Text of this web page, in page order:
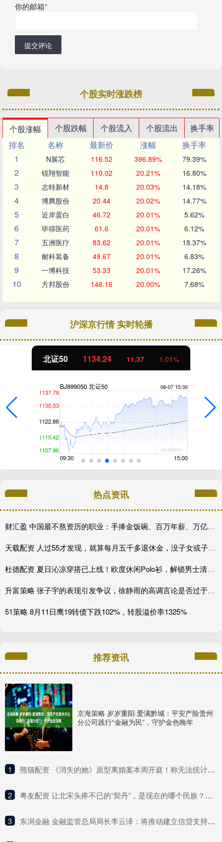
你的邮箱*
提交评论
个股实时涨跌榜
个股涨幅 个股跌幅 个股流入 个股流出
换手率
排名
名称 最新价 涨幅
换手率
1
N展芯 116.52 396.89% 79.39%
2 锐翔智能 110.02 20.21% 16.80%
3 志特新材 14.8 20.03% 14.18%
4 博腾股份 20.44 20.02% 14.77%
5 近岸蛋白 46.72 20.01% 5.62%
6 毕得医药 61.6 20.01% 6.12%
7 五洲医疗 83.62 20.01% 18.37%
8 耐科装备 49.67 20.01% 6.83%
9 一博科技 53.33 20.01% 17.26%
10 方邦股份 146.16 20.00% 7.68%
沪深京行情 实时轮播
北证50 1134.24 11.37 1.01%
热点资讯
财汇盈 中国最不熬资历的职业：手捧金饭碗、百万年薪、万亿市场，不看经验、新人辈出？
天载配资 人过55才发现，就算每月五千多退休金，没子女或子女不成器，养老也只能做梦
杜德配资 夏日沁凉穿搭已上线！欧度休闲Polo衫，解锁男士清爽型格_面料_内容_版型
升富策略 张子宇的表现引发争议，徐静雨的高调言论是否过于乐观？_中国女篮_比赛_进攻
51策略 8月11日鹰19转债下跌102%，转股溢价率1325%
推荐资讯
京海策略 岁岁重阳·爱满黔城：平安产险贵州
分公司践行“金融为民”，守护金色晚年
1 ​熊猫配资 《消失的她》原型离婚案本周开庭！称无法统计医疗次数和金额
2 ​粤友配资 让北宋头疼不已的“契丹”，是现在的哪个民族？说出来你或许不信
3 ​东润金融 金融监管总局局长李云泽：将推动建立信贷支持科技创新的专门机制 支持银行有序设立科技金融专门机构